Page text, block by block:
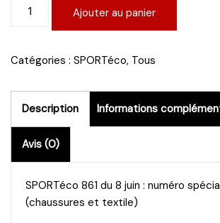
861
Ajouter au panier
Catégories : SPORTéco, Tous
Description Informations
Avis (0)
SPORTéco 861 du 8 juin : numéro
(chaussures et textile)